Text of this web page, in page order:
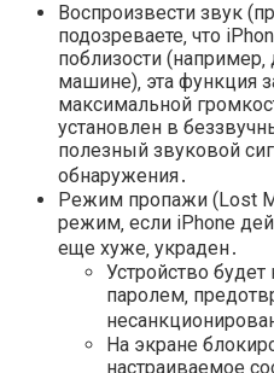
Воспроизвести звук
подозреваете‚ что
поблизости
машине)‚ эта функция
максимальной
установлен в
полезный звуковой
обнаружения․
Режим пропажи (Lost
режим‚ если iPhone
еще хуже‚ украден․
Устройство
паролем‚
На экране
настраиваемое